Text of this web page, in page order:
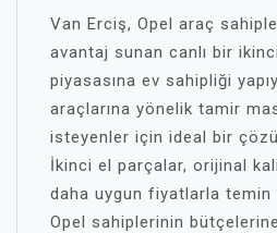
Van Erciş, Opel araç
avantaj sunan canlı bir
piyasasına ev sahipliği
araçlarına yönelik tamir
isteyenler için ideal bir
İkinci el parçalar, orijinal
daha uygun fiyatlarla temin
Opel sahiplerinin